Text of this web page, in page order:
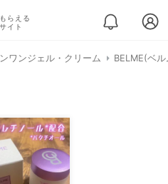
らえる
イト
ワンジェル・クリーム BELME(ベ